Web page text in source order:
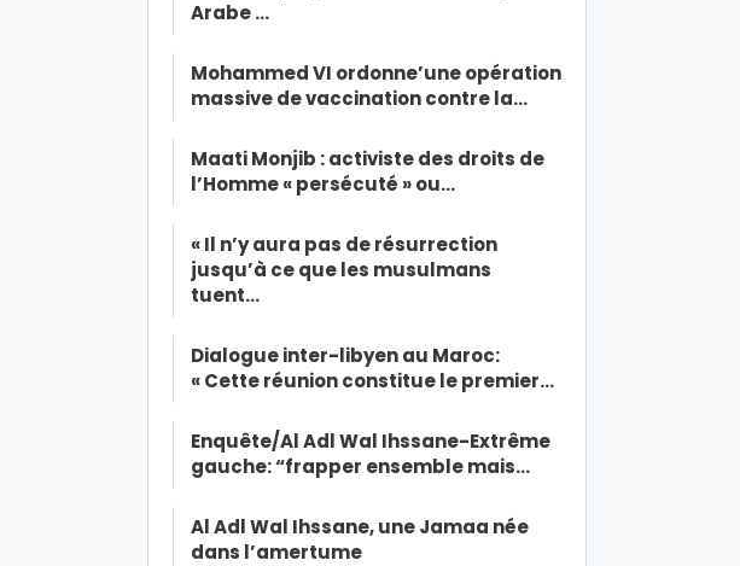
Arabe …
Mohammed VI ordonne’une opération
massive de vaccination contre la…
Maati Monjib : activiste des droits de
l’Homme « persécuté » ou…
« Il n’y aura pas de résurrection
jusqu’à ce que les musulmans
tuent…
Dialogue inter-libyen au Maroc:
« Cette réunion constitue le premier…
Enquête/Al Adl Wal Ihssane-Extrême
gauche: “frapper ensemble mais…
Al Adl Wal Ihssane, une Jamaa née
dans l’amertume